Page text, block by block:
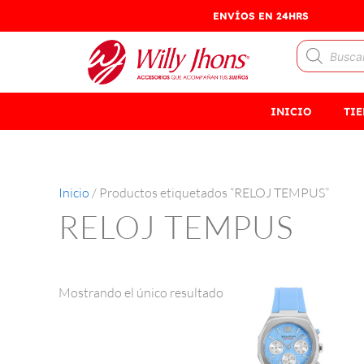
al
ENVÍOS EN 24HRS
Búsqueda
de
INICIO
Inicio / Productos etiquetados “RELOJ TEMPUS”
RELOJ TEMPUS
Mostrando el único resultado
Este
producto
tiene
múltiples